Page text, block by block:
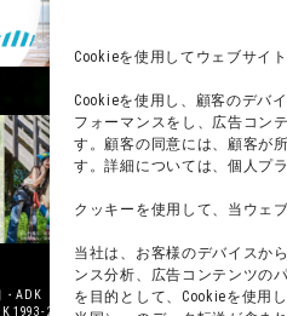
Cookieを使用してウェブサイ
Cookieを使用し、顧客のデバ
フォーマンスをし、広告コン
す。顧客の同意には、顧客が
す。詳細については、個人プ
クッキーを使用して、当ウェ
当社は、お客様のデバイスか
ンス分析、広告コンテンツの
を目的として、Cookieを使用
ADK
1993-2026